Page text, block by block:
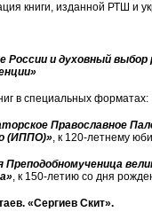
книги, изданной РТШ и
России и духовный выбор
в специальных форматах:
Православное
(ИППО)», к 120-летнему
, к 150-летию со дня
«Сергиев Скит».